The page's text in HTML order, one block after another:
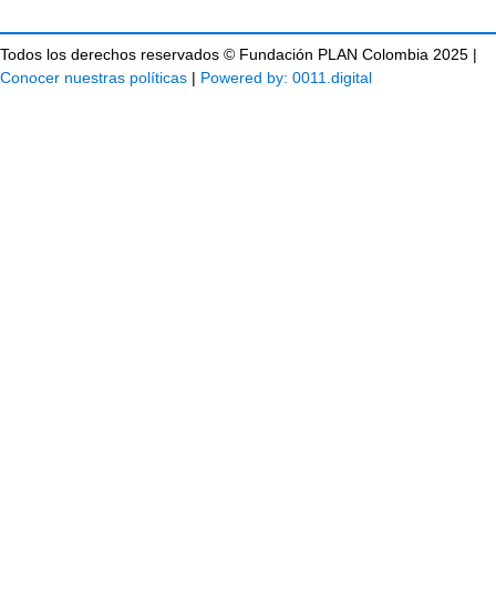
Todos los derechos reservados © Fundación PLAN Colombia 2025 |
Conocer nuestras políticas | Powered by: 0011.digital